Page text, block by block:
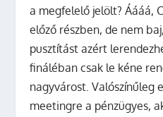
a megfelelő jelölt? Áááá,
előző részben, de nem
pusztítást azért
fináléban csak le kéne
nagyvárost. Valószínűleg
meetingre a pénzügyes,